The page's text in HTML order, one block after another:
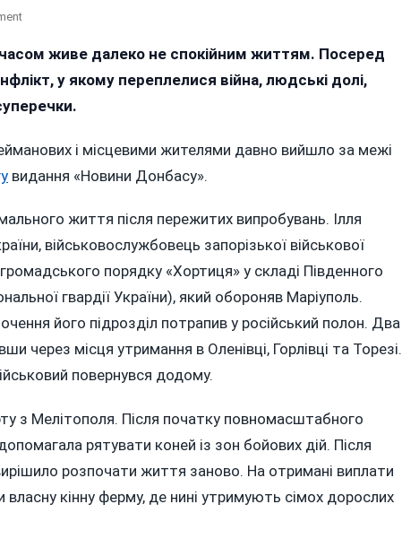
On
На
Вінниччині
Захисника
Називають
«окупантами»
живе далеко не спокійним життям. Посеред
у якому переплелися війна, людські долі,
і місцевими жителями давно вийшло за межі
видання «Новини Донбасу».
життя після пережитих випробувань. Ілля
військовослужбовець запорізької військової
порядку «Хортиця» у складі Південного
гвардії України), який обороняв Маріуполь.
його підрозділ потрапив у російський полон. Два
через місця утримання в Оленівці, Горлівці та Торезі.
повернувся додому.
з Мелітополя. Після початку повномасштабного
рятувати коней із зон бойових дій. Після
розпочати життя заново. На отримані виплати
кінну ферму, де нині утримують сімох дорослих